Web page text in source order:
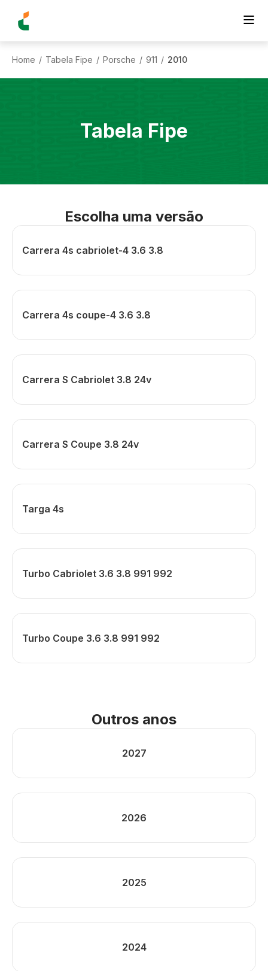
Home / Tabela Fipe / Porsche / 911 / 2010
Tabela Fipe
Escolha uma versão
Carrera 4s cabriolet-4 3.6 3.8
Carrera 4s coupe-4 3.6 3.8
Carrera S Cabriolet 3.8 24v
Carrera S Coupe 3.8 24v
Targa 4s
Turbo Cabriolet 3.6 3.8 991 992
Turbo Coupe 3.6 3.8 991 992
Outros anos
2027
2026
2025
2024